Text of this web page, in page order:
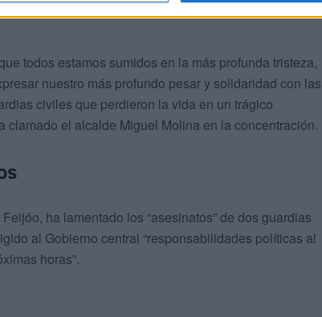
todos estamos sumidos en la más profunda tristeza,
nuestro más profundo pesar y solidaridad con las
civiles que perdieron la vida en un trágico
clamado el alcalde Miguel Molina en la concentración.
ha lamentado los “asesinatos” de dos guardias
al Gobierno central “responsabilidades políticas al
horas”.